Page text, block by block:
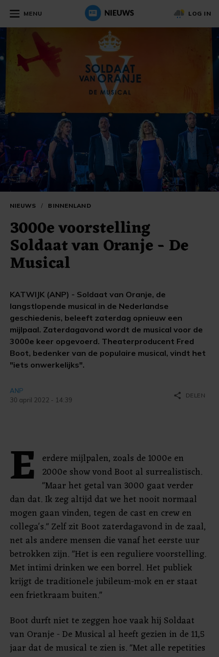
MENU LOG IN
NIEUWS / BINNENLAND
3000e voorstelling
Soldaat van Oranje - De
Musical
KATWIJK (ANP) - Soldaat van Oranje, de
langstlopende musical in de Nederlandse
geschiedenis, beleeft zaterdag opnieuw een
mijlpaal. Zaterdagavond wordt de musical voor de
3000e keer opgevoerd. Theaterproducent Fred
Boot, bedenker van de populaire musical, vindt het
"iets onwerkelijks".
ANP
30 april 2022 - 14:39
share DELEN
E erdere mijlpalen, zoals de 1000e en
2000e show vond Boot al surrealistisch.
"Maar het getal van 3000 gaat verder
dan dat. Ik zeg altijd dat we het nooit normaal
mogen gaan vinden, tegen de cast en crew en
collega's." Zelf zit Boot zaterdagavond in de zaal,
net als andere mensen die vanaf het eerste uur
betrokken zijn. "Het is een reguliere voorstelling.
Met intimi drinken we een borrel. Het publiek
krijgt de traditionele jubileum-mok en er staat
een frietkraam buiten."
Boot durft niet te zeggen hoe vaak hij Soldaat
van Oranje - De Musical al heeft gezien in de 11,5
jaar dat de musical te zien is. "Met alle repetities